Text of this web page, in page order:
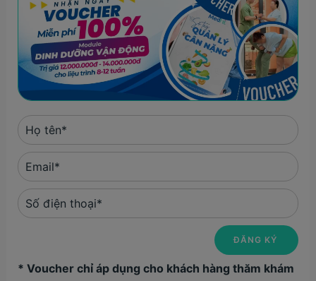
* Voucher chỉ áp dụng cho khách hàng thăm khám